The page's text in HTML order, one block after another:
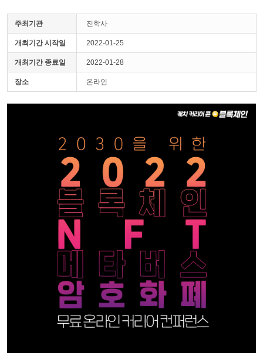
주최기관 진학사
개최기간 시작일 2022-01-25
개최기간 종료일 2022-01-28
장소 온라인